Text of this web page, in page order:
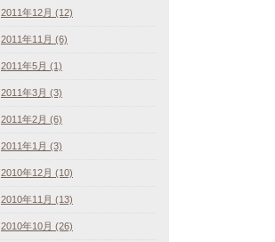
2011年12月 (12)
2011年11月 (6)
2011年5月 (1)
2011年3月 (3)
2011年2月 (6)
2011年1月 (3)
2010年12月 (10)
2010年11月 (13)
2010年10月 (26)